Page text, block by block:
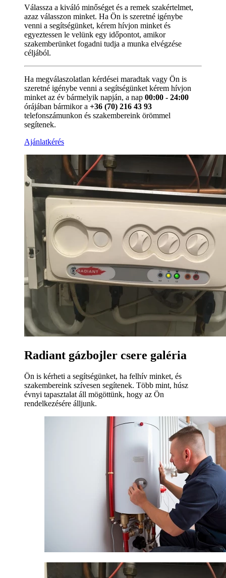
Válassza a kiváló minőséget és a remek szakértelmet,
azaz válasszon minket. Ha Ön is szeretné igénybe
venni a segítségünket, kérem hívjon minket és
egyeztessen le velünk egy időpontot, amikor
szakemberünket fogadni tudja a munka elvégzése
céljából.
Ha megválaszolatlan kérdései maradtak vagy Ön is
szeretné igénybe venni a segítségünket kérem hívjon
minket az év bármelyik napján, a nap 00:00 - 24:00
órájában bármikor a +36 (70) 216 43 93
telefonszámunkon és szakembereink örömmel
segítenek.
Ajánlatkérés
Radiant gázbojler csere galéria
Ön is kérheti a segítségünket, ha felhív minket, és
szakembereink szívesen segítenek. Több mint, húsz
évnyi tapasztalat áll mögöttünk, hogy az Ön
rendelkezésére álljunk.